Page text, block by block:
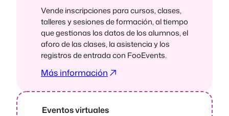
Vende inscripciones para cursos, clases,
talleres y sesiones de formación, al tiempo
que gestionas los datos de los alumnos, el
aforo de las clases, la asistencia y los
registros de entrada con FooEvents.
Más información
Eventos virtuales